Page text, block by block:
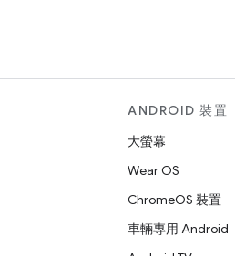
ANDROID 裝置
大螢幕
Wear OS
ChromeOS 裝置
車輛專用 Android